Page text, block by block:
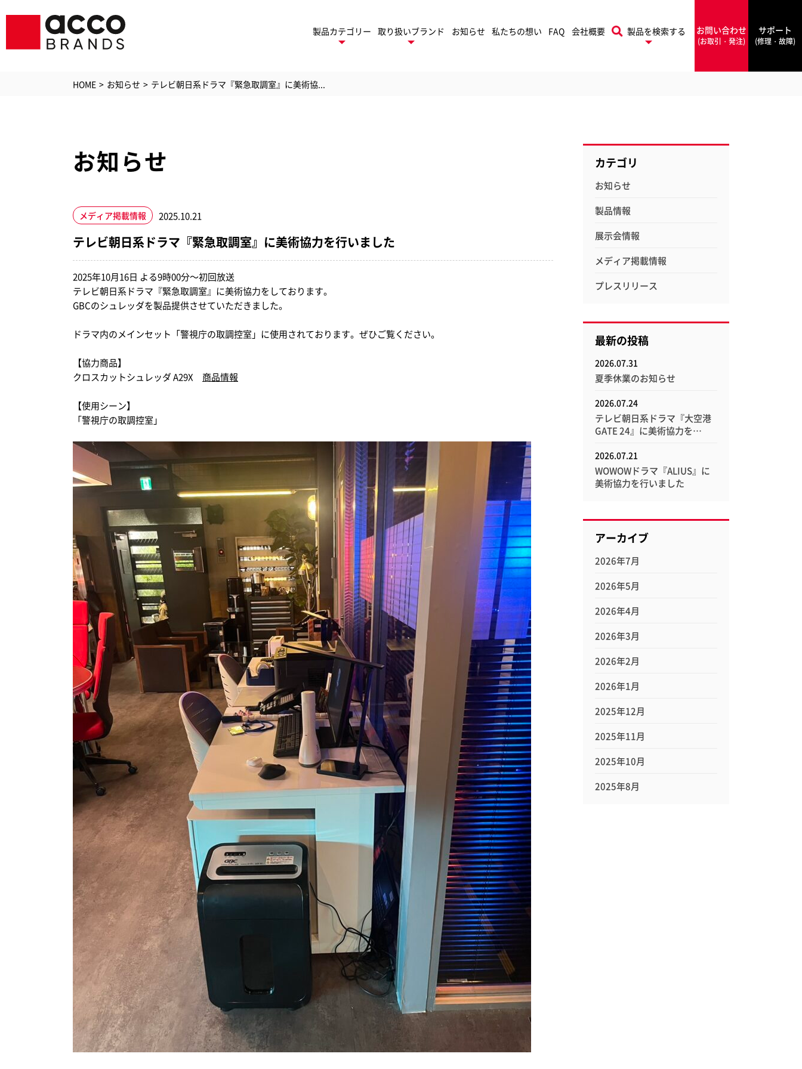
製品カテゴリー
シュレッダ
プリントフィニッシング
ソリューションズ
空気清浄機
アクセサリー
ゲーム周辺機器 シールメーカー
取り扱いブランド
ジービーシー
Kensington Derwent Leitz
Rexel
レクセル
お知らせ 私たちの想い FAQ 会社概要 製品を検索する お問い合わせ
(お取引・発注)
サポート
(修理・故障)
HOME お知らせ テレビ朝日系ドラマ『緊急取調室』に美術協...
お知らせ
メディア掲載情報 2025.10.21
テレビ朝日系ドラマ『緊急取調室』に美術協力を行いました
2025年10月16日 よる9時00分～初回放送
テレビ朝日系ドラマ『緊急取調室』に美術協力をしております。
GBCのシュレッダを製品提供させていただきました。
ドラマ内のメインセット「警視庁の取調控室」に使用されております。ぜひご覧ください。
【協力商品】
クロスカットシュレッダ A29X 商品情報
【使用シーン】
「警視庁の取調控室」
カテゴリ
お知らせ
製品情報
展示会情報
メディア掲載情報
プレスリリース
最新の投稿
2026.07.31
夏季休業のお知らせ
2026.07.24
テレビ朝日系ドラマ『大空港
GATE 24』に美術協力を…
2026.07.21
WOWOWドラマ『ALIUS』に
美術協力を行いました
アーカイブ
2026年7月
2026年5月
2026年4月
2026年3月
2026年2月
2026年1月
2025年12月
2025年11月
2025年10月
2025年8月